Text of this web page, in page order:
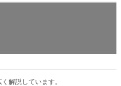
解説しています。